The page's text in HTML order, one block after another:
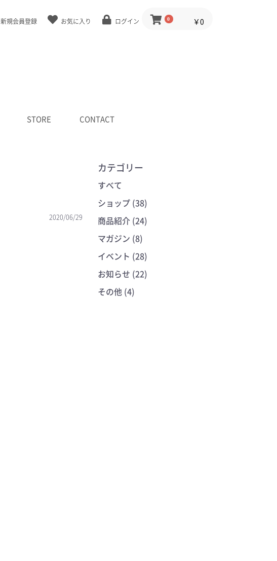
新規会員登録 お気に入り ログイン 0 ￥0
STORE CONTACT
2020/06/29
カテゴリー
すべて
ショップ (38)
商品紹介 (24)
マガジン (8)
イベント (28)
お知らせ (22)
その他 (4)